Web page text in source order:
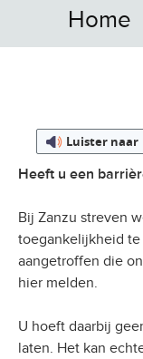
Home
Luister naar
Heeft u een
Bij Zanzu streven
toegankelijkheid te
aangetroffen die
hier melden.
U hoeft daarbij
laten. Het kan